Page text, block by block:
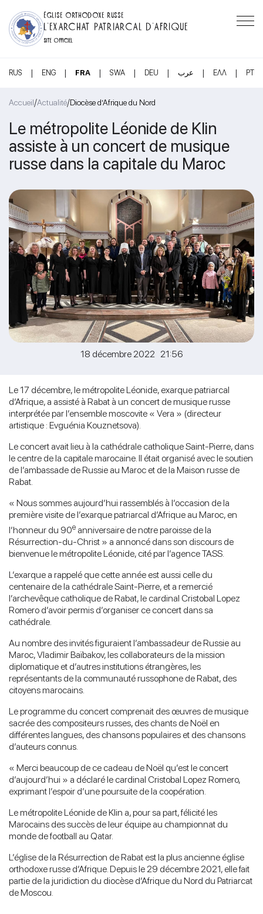
ÉGLISE ORTHODOXE RUSSE
L’EXARCHAT PATRIARCAL D’AFRIQUE
SITE OFFICIEL
RUS | ENG | FRA | SWA | DEU | عرب | ΕΛΛ | PT
Accueil/Actualité/Diocèse d’Afrique du Nord
Le métropolite Léonide de Klin
assiste à un concert de musique
russe dans la capitale du Maroc
18 décembre 2022 21:56
Le 17 décembre, le métropolite Léonide, exarque patriarcal
d’Afrique, a assisté à Rabat à un concert de musique russe
interprétée par l’ensemble moscovite « Vera » (directeur
artistique : Evguénia Kouznetsova).
Le concert avait lieu à la cathédrale catholique Saint-Pierre, dans
le centre de la capitale marocaine. Il était organisé avec le soutien
de l’ambassade de Russie au Maroc et de la Maison russe de
Rabat.
« Nous sommes aujourd’hui rassemblés à l’occasion de la
première visite de l’exarque patriarcal d’Afrique au Maroc, en
l’honneur du 90e anniversaire de notre paroisse de la
Résurrection-du-Christ » a annoncé dans son discours de
bienvenue le métropolite Léonide, cité par l’agence TASS.
L’exarque a rappelé que cette année est aussi celle du
centenaire de la cathédrale Saint-Pierre, et a remercié
l’archevêque catholique de Rabat, le cardinal Cristobal Lopez
Romero d’avoir permis d’organiser ce concert dans sa
cathédrale.
Au nombre des invités figuraient l’ambassadeur de Russie au
Maroc, Vladimir Baïbakov, les collaborateurs de la mission
diplomatique et d’autres institutions étrangères, les
représentants de la communauté russophone de Rabat, des
citoyens marocains.
Le programme du concert comprenait des œuvres de musique
sacrée des compositeurs russes, des chants de Noël en
différentes langues, des chansons populaires et des chansons
d’auteurs connus.
« Merci beaucoup de ce cadeau de Noël qu’est le concert
d’aujourd’hui » a déclaré le cardinal Cristobal Lopez Romero,
exprimant l’espoir d’une poursuite de la coopération.
Le métropolite Léonide de Klin a, pour sa part, félicité les
Marocains des succès de leur équipe au championnat du
monde de football au Qatar.
L’église de la Résurrection de Rabat est la plus ancienne église
orthodoxe russe d’Afrique. Depuis le 29 décembre 2021, elle fait
partie de la juridiction du diocèse d’Afrique du Nord du Patriarcat
de Moscou.